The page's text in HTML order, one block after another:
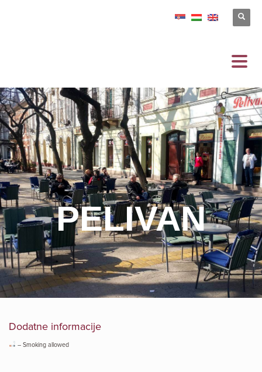
PELIVAN
Dodatne informacije
– Smoking allowed